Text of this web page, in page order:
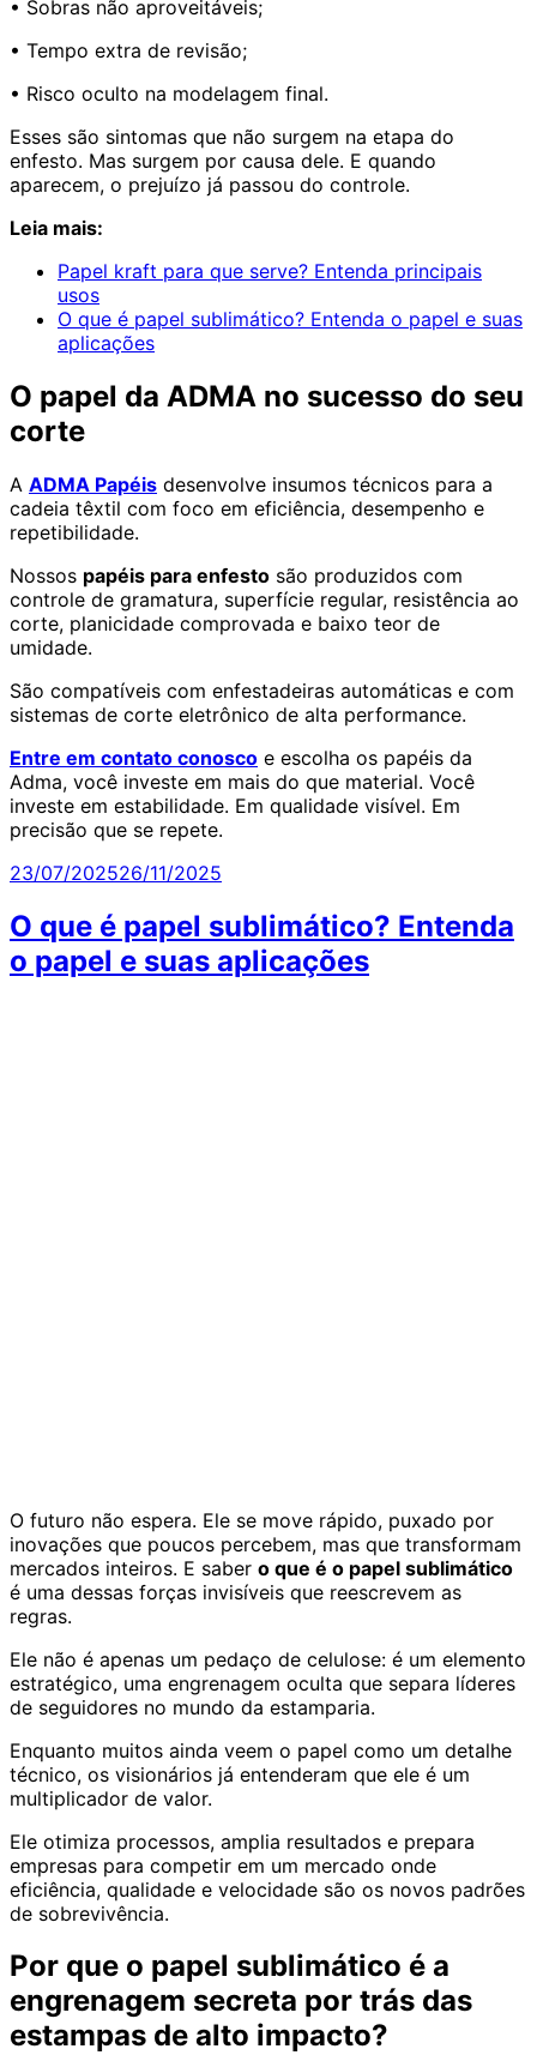
• Sobras não aproveitáveis;
• Tempo extra de revisão;
• Risco oculto na modelagem final.
Esses são sintomas que não surgem na etapa do
enfesto. Mas surgem por causa dele. E quando
aparecem, o prejuízo já passou do controle.
Leia mais:
Papel kraft para que serve? Entenda principais
usos
O que é papel sublimático? Entenda o papel e suas
aplicações
O papel da ADMA no sucesso do seu
corte
A ADMA Papéis desenvolve insumos técnicos para a
cadeia têxtil com foco em eficiência, desempenho e
repetibilidade.
Nossos papéis para enfesto são produzidos com
controle de gramatura, superfície regular, resistência ao
corte, planicidade comprovada e baixo teor de
umidade.
São compatíveis com enfestadeiras automáticas e com
sistemas de corte eletrônico de alta performance.
Entre em contato conosco e escolha os papéis da
Adma, você investe em mais do que material. Você
investe em estabilidade. Em qualidade visível. Em
precisão que se repete.
Publicado
23/07/202526/11/2025
O que é papel sublimático? Entenda
o papel e suas aplicações
O futuro não espera. Ele se move rápido, puxado por
inovações que poucos percebem, mas que transformam
mercados inteiros. E saber o que é o papel sublimático
é uma dessas forças invisíveis que reescrevem as
regras.
Ele não é apenas um pedaço de celulose: é um elemento
estratégico, uma engrenagem oculta que separa líderes
de seguidores no mundo da estamparia.
Enquanto muitos ainda veem o papel como um detalhe
técnico, os visionários já entenderam que ele é um
multiplicador de valor.
Ele otimiza processos, amplia resultados e prepara
empresas para competir em um mercado onde
eficiência, qualidade e velocidade são os novos padrões
de sobrevivência.
Por que o papel sublimático é a
engrenagem secreta por trás das
estampas de alto impacto?